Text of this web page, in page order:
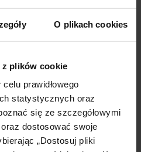
O plikach cookies
plików cookie
prawidłowego
statystycznych oraz
się ze szczegółowymi
dostosować swoje
„Dostosuj pliki